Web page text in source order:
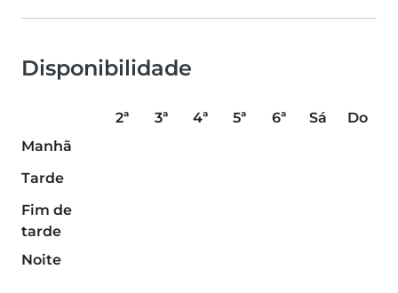
Disponibilidade
2ª 3ª 4ª 5ª 6ª Sá
Do
Manhã
Tarde
Fim de
tarde
Noite